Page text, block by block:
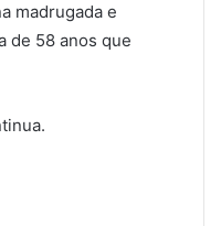
madrugada e
de 58 anos que